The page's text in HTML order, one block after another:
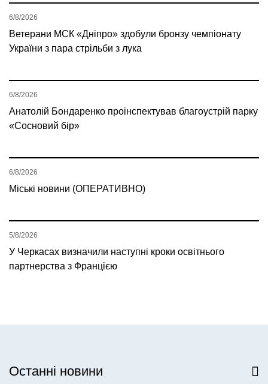
Ветерани МСК «Дніпро» здобули бронзу чемпіонату
України з пара стрільби з лука
6/8/2026
Анатолій Бондаренко проінспектував благоустрій парку
«Сосновий бір»
6/8/2026
Міські новини (ОПЕРАТИВНО)
6/8/2026
У Черкасах визначили наступні кроки освітнього
партнерства з Францією
5/8/2026
Останні новини